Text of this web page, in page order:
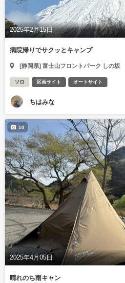
2025年2月15日
病院帰りでサクッとキャンプ
[静岡県] 富士山フロントパーク しの坂
ソロ 区画サイト オートサイト
ちはみな
2025年4月05日
10
晴れのち雨キャン